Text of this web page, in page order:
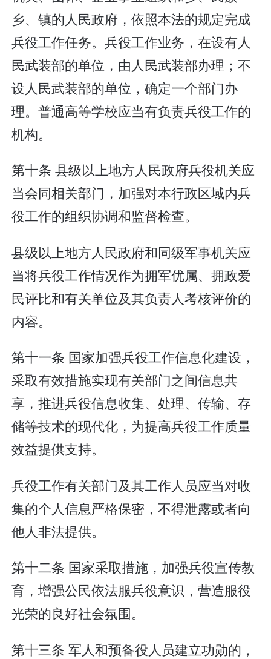
乡、镇的人民政府，依照本法的规定完成
兵役工作任务。兵役工作业务，在设有人
民武装部的单位，由人民武装部办理；不
设人民武装部的单位，确定一个部门办
理。普通高等学校应当有负责兵役工作的
机构。
第十条 县级以上地方人民政府兵役机关应
当会同相关部门，加强对本行政区域内兵
役工作的组织协调和监督检查。
县级以上地方人民政府和同级军事机关应
当将兵役工作情况作为拥军优属、拥政爱
民评比和有关单位及其负责人考核评价的
内容。
第十一条 国家加强兵役工作信息化建设，
采取有效措施实现有关部门之间信息共
享，推进兵役信息收集、处理、传输、存
储等技术的现代化，为提高兵役工作质量
效益提供支持。
兵役工作有关部门及其工作人员应当对收
集的个人信息严格保密，不得泄露或者向
他人非法提供。
第十二条 国家采取措施，加强兵役宣传教
育，增强公民依法服兵役意识，营造服役
光荣的良好社会氛围。
第十三条 军人和预备役人员建立功勋的，